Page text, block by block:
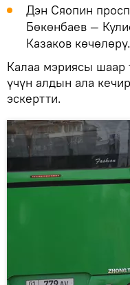
Дэн Сяопин
Бөкөнбаев —
Казаков көчөлөрү.
Калаа мэриясы шаар
үчүн алдын ала
эскертти.